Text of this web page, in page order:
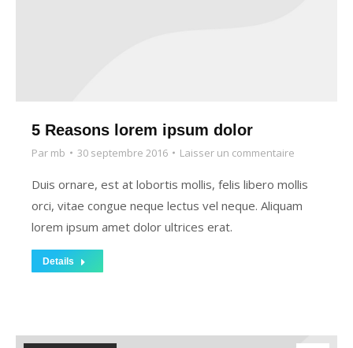
5 Reasons lorem ipsum dolor
Par mb 30 septembre 2016 Laisser un commentaire
Duis ornare, est at lobortis mollis, felis libero mollis
orci, vitae congue neque lectus vel neque. Aliquam
lorem ipsum amet dolor ultrices erat.
Details